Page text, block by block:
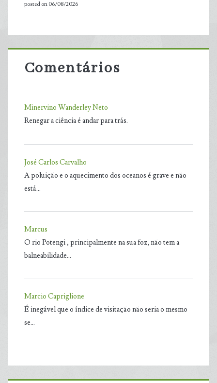
posted on 06/08/2026
Comentários
Minervino Wanderley Neto
Renegar a ciência é andar para trás.
José Carlos Carvalho
A poluição e o aquecimento dos oceanos é grave e não
está…
Marcus
O rio Potengi , principalmente na sua foz, não tem a
balneabilidade…
Marcio Capriglione
É inegável que o índice de visitação não seria o mesmo
se…